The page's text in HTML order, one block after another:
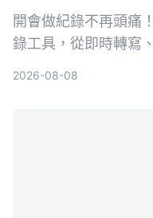
開會做紀錄不再頭痛
錄工具，從即時轉寫
2026-08-08